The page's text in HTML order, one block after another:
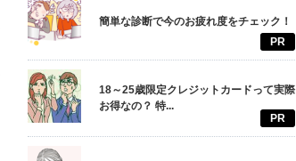
簡単な診断で今のお疲れ度をチェック！
PR
18～25歳限定クレジットカードって実際
お得なの？ 特...
PR